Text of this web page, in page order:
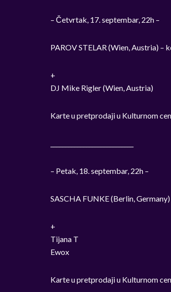
– Četvrtak, 17. septembar, 22h –
PAROV STELAR (Wien, Austria) –
+
DJ Mike Rigler (Wien, Austria)
Karte u pretprodaji u Kulturnom
– Petak, 18. septembar, 22h –
SASCHA FUNKE (Berlin, Germany)
+
Tijana T
Ewox
Karte u pretprodaji u Kulturnom